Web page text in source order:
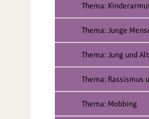
Thema:
Thema: Junge
Thema: Jung und Alt
Thema: Rassismus
Thema: Mobbing